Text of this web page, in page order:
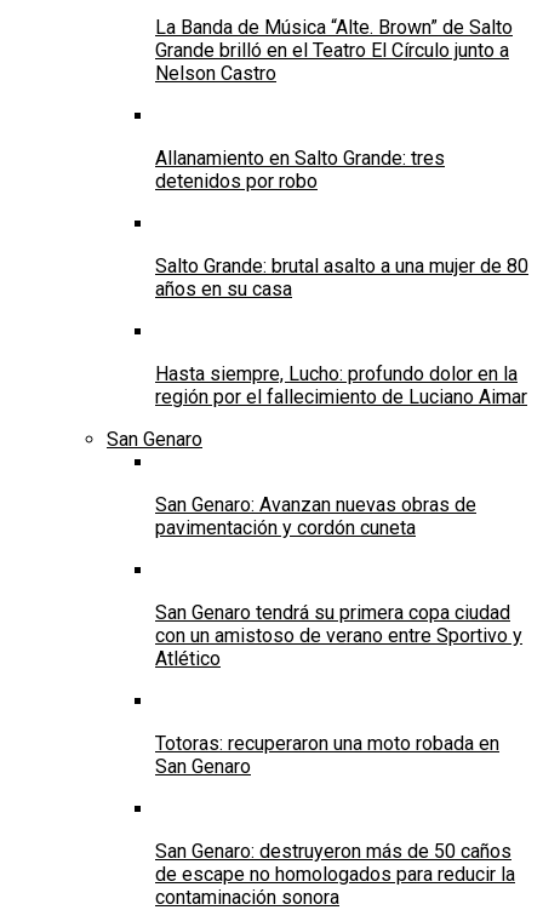
La Banda de Música “Alte. Brown” de Salto
Grande brilló en el Teatro El Círculo junto a
Nelson Castro
Allanamiento en Salto Grande: tres
detenidos por robo
Salto Grande: brutal asalto a una mujer de 80
años en su casa
Hasta siempre, Lucho: profundo dolor en la
región por el fallecimiento de Luciano Aimar
San Genaro
San Genaro: Avanzan nuevas obras de
pavimentación y cordón cuneta
San Genaro tendrá su primera copa ciudad
con un amistoso de verano entre Sportivo y
Atlético
Totoras: recuperaron una moto robada en
San Genaro
San Genaro: destruyeron más de 50 caños
de escape no homologados para reducir la
contaminación sonora